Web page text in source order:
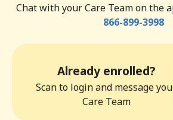
Chat with your Care Team on the
866-899-3998
Already enrolled?
Scan to login and message
Care Team